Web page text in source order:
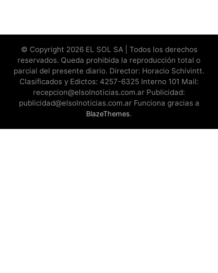
© Copyright 2026 EL SOL SA | Todos los derechos
reservados. Queda prohibida la reproducción total o
parcial del presente diario. Director: Horacio Schivintt.
Clasificados y Edictos: 4257-6325 Interno 101 Mail:
recepcion@elsolnoticias.com.ar Publicidad:
publicidad@elsolnoticias.com.ar Funciona gracias a
BlazeThemes.